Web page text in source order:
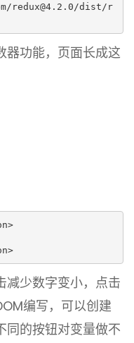
redux@4.2.0/dist/r
器功能，页面长成这
减少数字变小，点击
编写，可以创建
同的按钮对变量做不